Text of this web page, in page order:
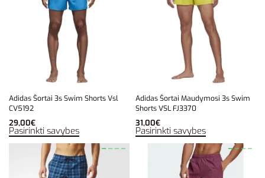
Adidas Šortai 3s Swim Shorts Vsl
CV5192
29,00€
Pasirinkti savybes
Adidas Šortai Maudymosi 3s Swim
Shorts VSL FJ3370
31,00€
Pasirinkti savybes